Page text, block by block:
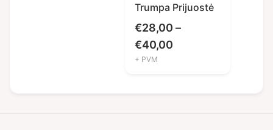
Trumpa Prijuostė
€28,00 –
€40,00Price
through
+ PVM